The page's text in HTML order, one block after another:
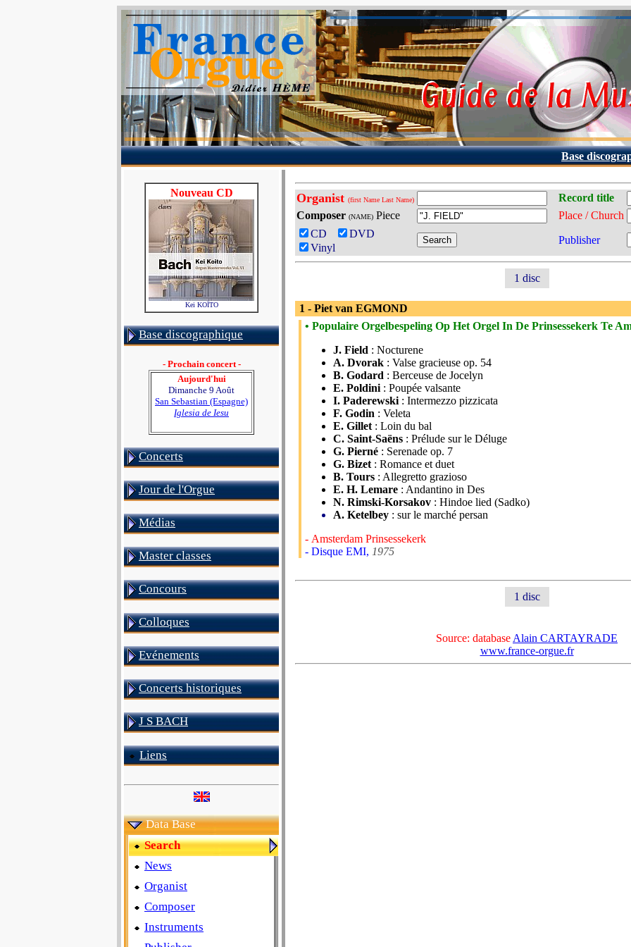
Base
Nouveau CD
Kei KOÏTO
Base discographique
- Prochain concert -
Aujourd'hui
Dimanche 9 Août
San Sebastian (Espagne)
Iglesia de Iesu
Concerts
Jour de l'Orgue
Médias
Master classes
Concours
Colloques
Evénements
Concerts historiques
J S BACH
Liens
Data Base
Search
News
Organist
Composer
Instruments
Organist (first Name Last Name)
Record title
Composer (NAME) Piece
Place / Church
CD
DVD
Vinyl
Publisher
1 disc
1 - Piet van EGMOND
• Populaire Orgelbespeling Op Het Orgel In De Prinsessekerk Te
J. Field : Nocturene
A. Dvorak : Valse gracieuse op. 54
B. Godard : Berceuse de Jocelyn
E. Poldini : Poupée valsante
I. Paderewski : Intermezzo pizzicata
F. Godin : Veleta
E. Gillet : Loin du bal
C. Saint-Saëns : Prélude sur le Déluge
G. Pierné : Serenade op. 7
G. Bizet : Romance et duet
B. Tours : Allegretto grazioso
E. H. Lemare : Andantino in Des
N. Rimski-Korsakov : Hindoe lied (Sadko)
A. Ketelbey : sur le marché persan
- Amsterdam Prinsessekerk
- Disque EMI, 1975
1 disc
Source: database Alain CARTAYRADE
www.france-orgue.fr